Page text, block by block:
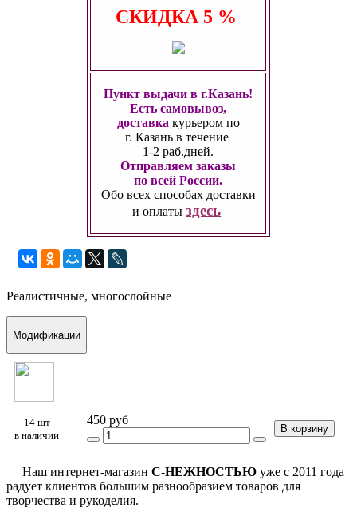
СКИДКА 5 %
Пункт выдачи в г.Казань!
Есть самовывоз,
доставка курьером по
г. Казань в течение
1-2 раб.дней.
Отправляем заказы
по всей России.
Обо всех способах доставки
и оплатыздесь
Реалистичные, многослойные
Модификации
14 шт
в наличии
450 руб
В корзину
Наш интернет-магазин С-НЕЖНОСТЬЮ уже с 2011 года
радует клиентов большим разнообразием товаров для
творчества и рукоделия.